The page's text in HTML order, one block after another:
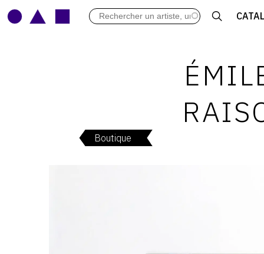
ARCHIVES DES EXPOSITIONS
LIBRAIRIE : LIVRES &
LEXIQUE ARTISTIQUE
Boutique